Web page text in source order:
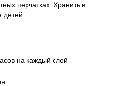
перчатках. Хранить в
детей.
на каждый слой